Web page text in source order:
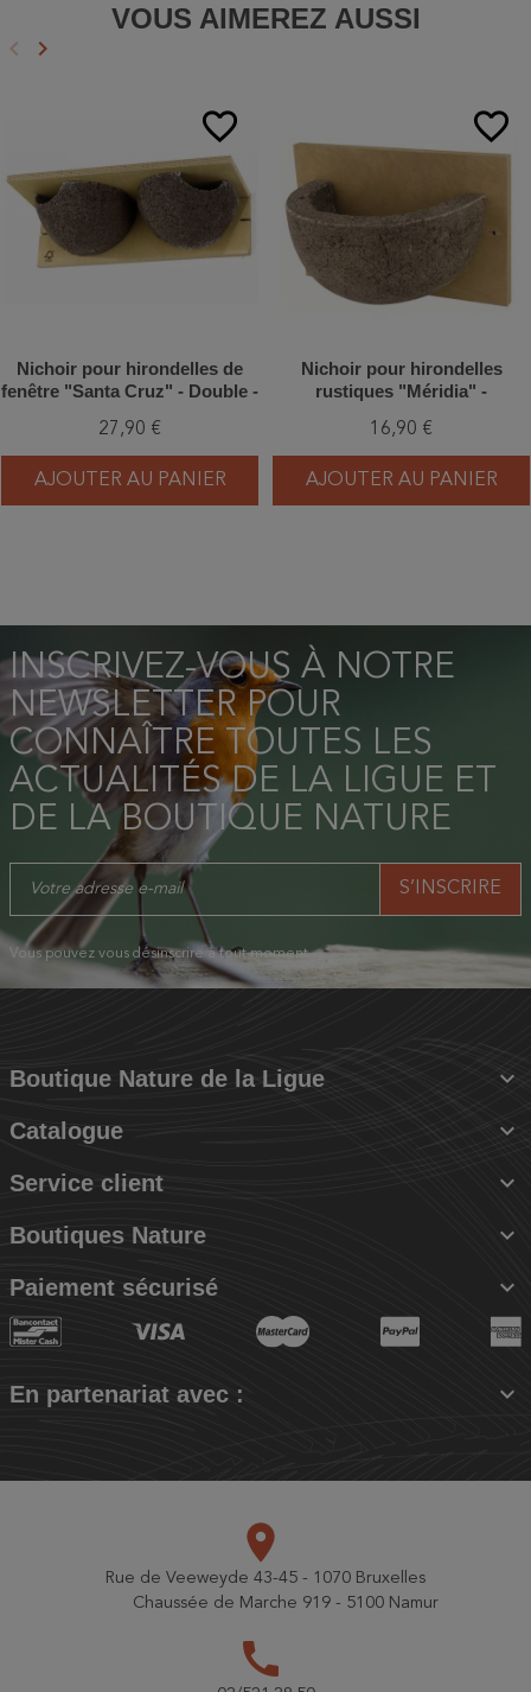
VOUS AIMEREZ AUSSI
Précédent
keyboard_arrow_left Suivant
keyboard_arrow_right
favorite_border
Nichoir pour hirondelles de
fenêtre "Santa Cruz" - Double -
27,90 €
AJOUTER AU PANIER
favorite_border
Nichoir pour hirondelles
rustiques "Méridia" -
16,90 €
AJOUTER AU PANIER
INSCRIVEZ-VOUS À NOTRE
NEWSLETTER POUR
CONNAÎTRE TOUTES LES
ACTUALITÉS DE LA LIGUE ET
DE LA BOUTIQUE NATURE
Vous pouvez vous désinscrire à tout moment.
Boutique Nature de la Ligue 
Catalogue 
Service client 
Boutiques Nature 
Paiement sécurisé 
En partenariat avec : 
place
Rue de Veeweyde 43-45 - 1070 Bruxelles
Chaussée de Marche 919 - 5100 Namur
call